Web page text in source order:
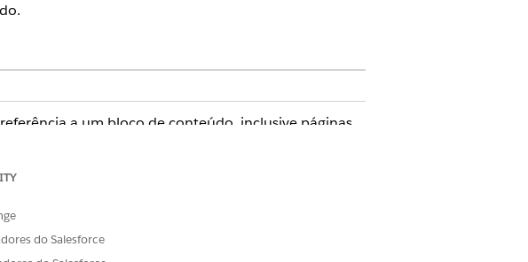
a um bloco de conteúdo, inclusive páginas
do Salesforce